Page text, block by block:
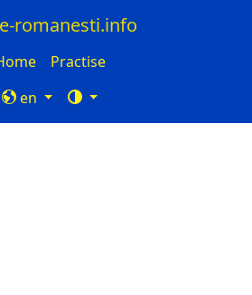
romanesti.info
Practise
en